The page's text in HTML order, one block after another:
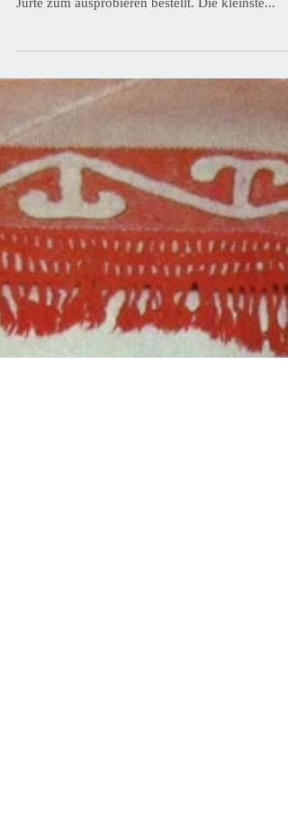
Die kleinste Jurte
Am 13. April hat eine freudige Familie aus
Wangen an der Aare CH mit 3 Kindern die
Jurte zum ausprobieren bestellt. Die kleinste...